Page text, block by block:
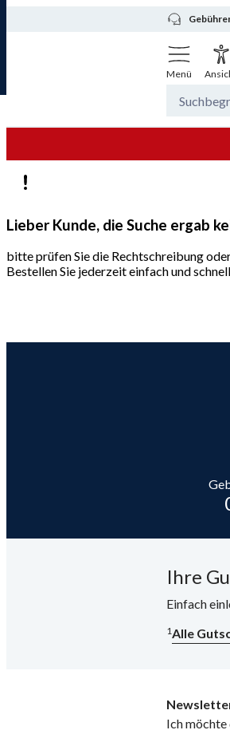
Menü
Lieber Kunde, die Suche ergab
bitte prüfen Sie die Rechtschreibung
Bestellen Sie jederzeit einfach und
Ihre
Einfach
1Alle
Ich